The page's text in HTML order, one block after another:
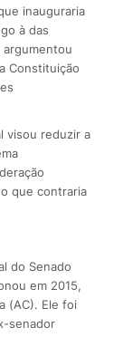
inauguraria
à das
Constituição
visou reduzir a
que contraria
do Senado
em 2015,
(AC). Ele foi
senador